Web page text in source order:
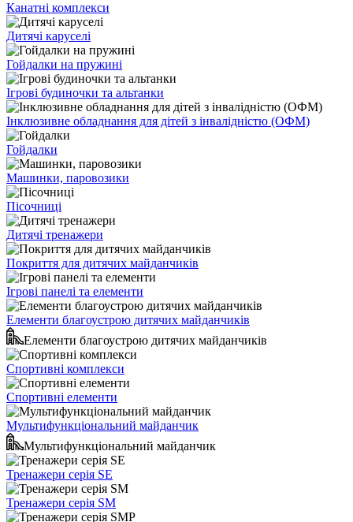
Канатні комплекси
Дитячі каруселі
Гойдалки на пружині
Ігрові будиночки та альтанки
Інклюзивне обладнання для дітей з інвалідністю (ОФМ)
Гойдалки
Машинки, паровозики
Пісочниці
Дитячі тренажери
Покриття для дитячих майданчиків
Ігрові панелі та елементи
Елементи благоустрою дитячих майданчиків
Елементи благоустрою дитячих майданчиків
Спортивні комплекси
Спортивні елементи
Мультифункціональний майданчик
Мультифункціональний майданчик
Тренажери серія SE
Тренажери серія SM